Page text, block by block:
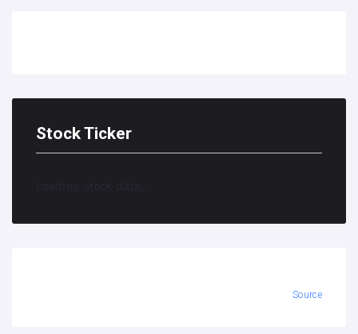
Stock Ticker
Loading stock data...
Source